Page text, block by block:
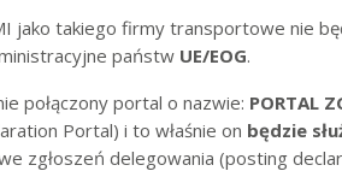
jako takiego firmy transportowe nie
państw UE/EOG.
połączony portal o nazwie: PORTAL
Portal) i to właśnie on będzie
zgłoszeń delegowania (posting